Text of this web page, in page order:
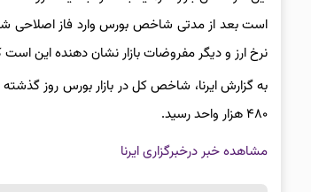
است بعد از مدتی شاخص بورس وارد فاز اصلاحی
نرخ ارز و دیگر مفروضات بازار نشان دهنده این است
۴۸۰ هزار واحد رسید.
مشاهده خبر درخبرگزاری ایرنا